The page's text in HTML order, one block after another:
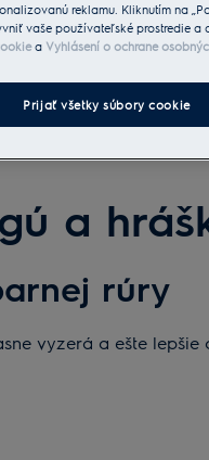
a
rúry
vyzerá a ešte lepšie
reklamu. Kliknutím na
vaše používateľské prostredie a
a Vyhlásení o ochrane
Prijať všetky súbory cookie